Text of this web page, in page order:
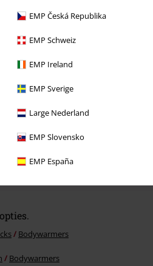
EMP Česká Republika
EMP Schweiz
EMP Ireland
EMP Sverige
Large Nederland
EMP Slovensko
EMP España
Bodywarmers
Bodywarmers